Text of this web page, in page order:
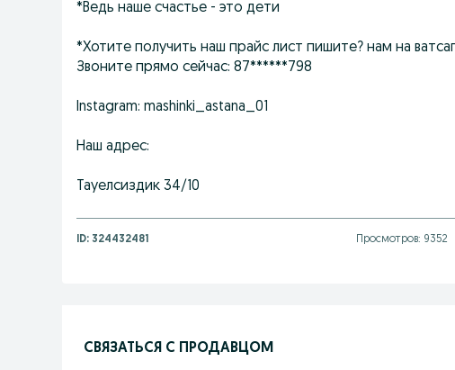
*Ведь наше счастье - это дети
*Хотите получить наш прайс лист пишите? нам на
Звоните прямо сейчас: 87******798
Instagram: mashinki_astana_01
Наш адрес:
Тауелсиздик 34/10
ID: 324432481 Просмотров: 9352
СВЯЗАТЬСЯ С ПРОДАВЦОМ